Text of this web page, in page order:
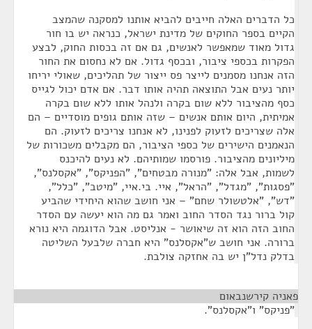
כל הדברים האלה חייבים להביא אותנו למסקנה שהמצב
הקיים בספר החוקים של מדינת ישראל, כנראה יש בו חור
גדול מאוד שמאפשר לאנשים, גם אם זה בכסות החוק, לבצע
הפקרות בכספי ציבור, ובכסף גדול. אם לא נחסום את החור
הזה אנחנו מסמנים לייצר פס ייצור של תהליכים, שאולי יריחו
יותר נעים אבל התוצאה תהיה אותו דבר. אם אדם יכול לגייס
כסף מהציבור ללא שום בקרה ולנהל אותו ללא שום בקרה
אמיתית, היום אותם אנשים – שזה אותם גופים מוסדיים – הם
אלה שצריכים לזעוק לפנינו, לא אנחנו צריכים לזעוק. הם
הנאמנים הישירים של כספי הציבור, הם מקבלים משכורות של
מיליונים מהציבור. פורסמו שמותיהם. לא נעים להיכנס
לשמות, אבל אלה: "מנורה מבטחים", "הפניקס", "אקסלנס",
"פסגות", "מגדל", "הראל", איי. בי.איי, "מיטב", "כלל",
"דש", "אלטשולר שחם" – אני חושב שהוא היחידי שהביע
קול ברור נגד הסדר החוב ואמר גם מה הוא יעשה עם הסדר
החוב הזה הוא זה שיאושר - אנליסט. אבל הדוגמה היא נורא
ברורה. אני חושב ש"אקסלנס" היא חברה שלבעל השליטה
בדלק נדל"ן יש בה אחזקה צולבת.
פאניה קירשנבאום
"פניקס" ו"אקסלנס".